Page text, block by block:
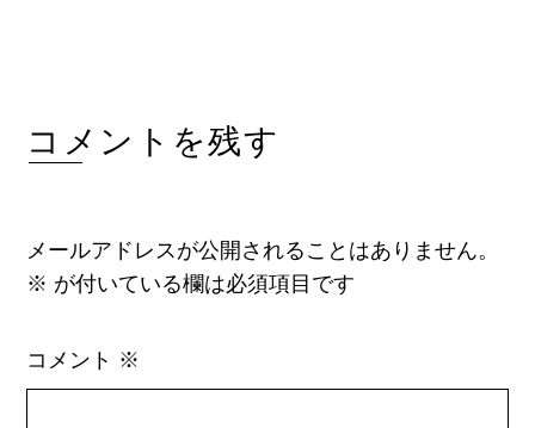
コメントを残す
メールアドレスが公開されることはありません。
※ が付いている欄は必須項目です
コメント ※